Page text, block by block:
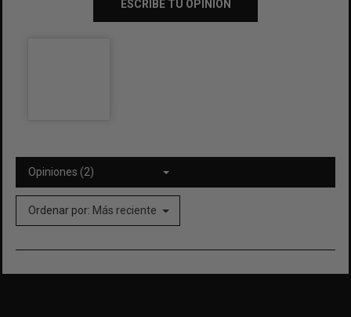
ESCRIBE TU OPINIÓN
Opiniones (2)
Ordenar por: Más reciente